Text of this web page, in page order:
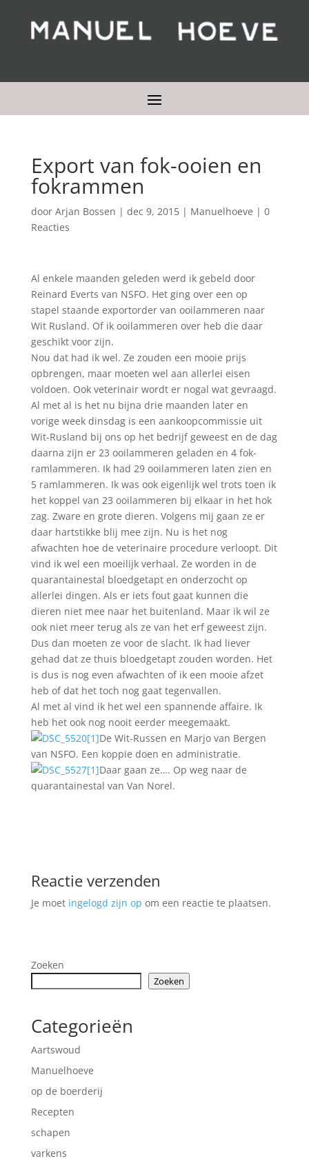
Export van fok-ooien en
fokrammen
door Arjan Bossen | dec 9, 2015| Manuelhoeve | 0
Reacties
Al enkele maanden geleden werd ik gebeld door
Reinard Everts van NSFO. Het ging over een op
stapel staande exportorder van ooilammeren naar
Wit Rusland. Of ik ooilammeren over heb die daar
geschikt voor zijn.
Nou dat had ik wel. Ze zouden een mooie prijs
opbrengen, maar moeten wel aan allerlei eisen
voldoen. Ook veterinair wordt er nogal wat gevraagd.
Al met al is het nu bijna drie maanden later en
vorige week dinsdag is een aankoopcommissie uit
Wit-Rusland bij ons op het bedrijf geweest en de dag
daarna zijn er 23 ooilammeren geladen en 4 fok-
ramlammeren. Ik had 29 ooilammeren laten zien en
5 ramlammeren. Ik was ook eigenlijk wel trots toen ik
het koppel van 23 ooilammeren bij elkaar in het hok
zag. Zware en grote dieren. Volgens mij gaan ze er
daar hartstikke blij mee zijn. Nu is het nog
afwachten hoe de veterinaire procedure verloopt. Dit
vind ik wel een moeilijk verhaal. Ze worden in de
quarantainestal bloedgetapt en onderzocht op
allerlei dingen. Als er iets fout gaat kunnen die
dieren niet mee naar het buitenland. Maar ik wil ze
ook niet meer terug als ze van het erf geweest zijn.
Dus dan moeten ze voor de slacht. Ik had liever
gehad dat ze thuis bloedgetapt zouden worden. Het
is dus is nog even afwachten of ik een mooie afzet
heb of dat het toch nog gaat tegenvallen.
Al met al vind ik het wel een spannende affaire. Ik
heb het ook nog nooit eerder meegemaakt.
De Wit-Russen en Marjo van Bergen
van NSFO. Een koppie doen en administratie.
Daar gaan ze…. Op weg naar de
quarantainestal van Van Norel.
Reactie verzenden
Je moet ingelogd zijn op om een reactie te plaatsen.
Zoeken
Zoeken
Categorieën
Aartswoud
Manuelhoeve
op de boerderij
Recepten
schapen
varkens